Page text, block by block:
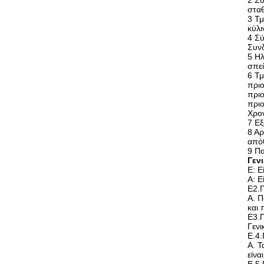
3
4
5
6
7
8
9
Ε:
Α:
Α.
και
Α.